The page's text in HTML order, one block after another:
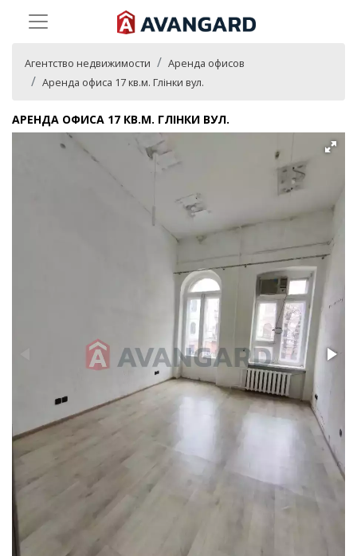
Агентство недвижимости
Аренда офисов
Аренда офиса 17 кв.м. Глінки вул.
АРЕНДА ОФИСА 17 КВ.М. ГЛІНКИ ВУЛ.